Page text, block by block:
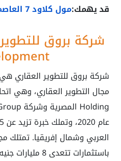
قد يهمك:مول كلاود 7 العاصمة الإدارية الجديدة
شركة بروق للتطوير العقاري
العربي وشمال إفريقيا. تمتلك
باستثمارات تتعدى 8 مليارات جنيه.